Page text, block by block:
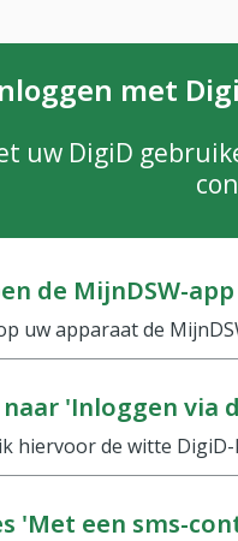
met
uw DigiD
de MijnDSW-app
uw apparaat de
naar 'Inloggen via
hiervoor de witte
'Met een sms-